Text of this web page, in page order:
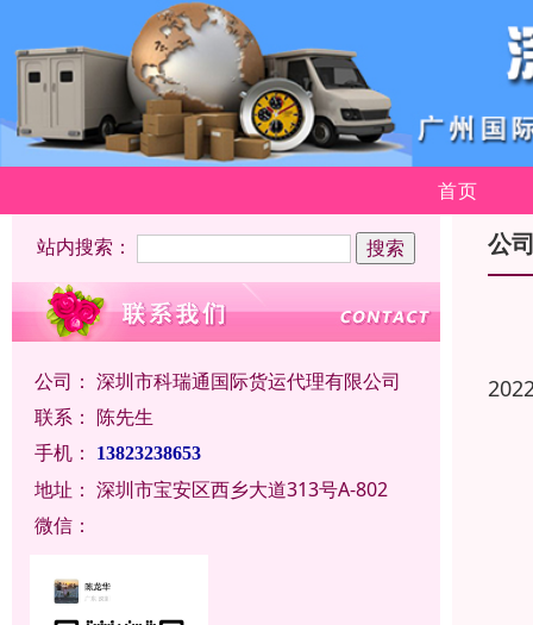
首页
站内搜索：
公司： 深圳市科瑞通国际货运代理有限公司
联系： 陈先生
手机：
13823238653
地址： 深圳市宝安区西乡大道313号A-802
微信：
公